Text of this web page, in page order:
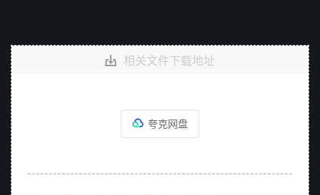
相关文件下载地址
夸克网盘
--------------------------------------------------------------